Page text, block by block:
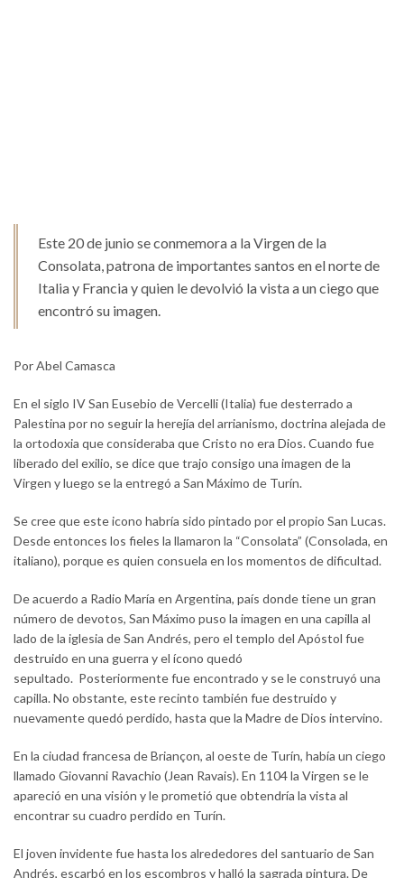
Este 20 de junio se conmemora a la Virgen de la
Consolata, patrona de importantes santos en el norte de
Italia y Francia y quien le devolvió la vista a un ciego que
encontró su imagen.
Por Abel Camasca
En el siglo IV San Eusebio de Vercelli (Italia) fue desterrado a
Palestina por no seguir la herejía del arrianismo, doctrina alejada de
la ortodoxia que consideraba que Cristo no era Dios. Cuando fue
liberado del exilio, se dice que trajo consigo una imagen de la
Virgen y luego se la entregó a San Máximo de Turín.
Se cree que este icono habría sido pintado por el propio San Lucas.
Desde entonces los fieles la llamaron la “Consolata” (Consolada, en
italiano), porque es quien consuela en los momentos de dificultad.
De acuerdo a Radio María en Argentina, país donde tiene un gran
número de devotos, San Máximo puso la imagen en una capilla al
lado de la iglesia de San Andrés, pero el templo del Apóstol fue
destruido en una guerra y el ícono quedó
sepultado. Posteriormente fue encontrado y se le construyó una
capilla. No obstante, este recinto también fue destruido y
nuevamente quedó perdido, hasta que la Madre de Dios intervino.
En la ciudad francesa de Briançon, al oeste de Turín, había un ciego
llamado Giovanni Ravachio (Jean Ravais). En 1104 la Virgen se le
apareció en una visión y le prometió que obtendría la vista al
encontrar su cuadro perdido en Turín.
El joven invidente fue hasta los alrededores del santuario de San
Andrés, escarbó en los escombros y halló la sagrada pintura. De